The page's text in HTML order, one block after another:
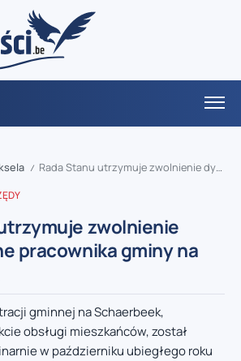
/ Rada Stanu utrzymuje zwolnienie dyscyplinarne pracownika gminy na Schaerbeek
zwolnienie
pracownika gminy na
gminnej na Schaerbeek,
obsługi mieszkańców, został
w październiku ubiegłego roku